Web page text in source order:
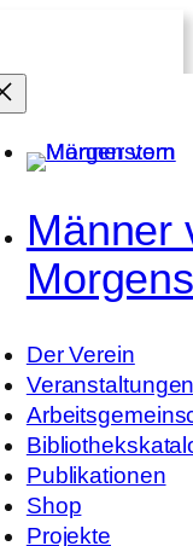
Männer
Der Verein
Publikationen
Shop
Projekte